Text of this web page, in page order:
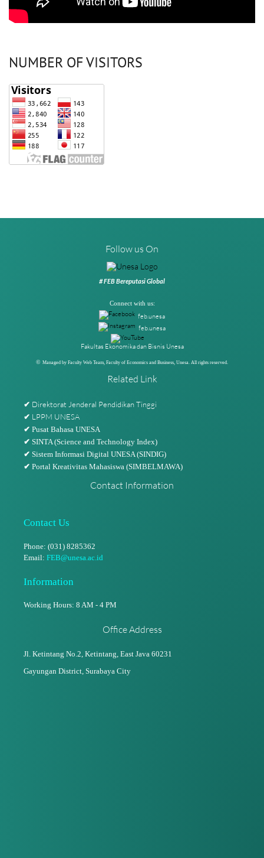
NUMBER OF VISITORS
Follow us On
# FEB Bereputasi Global
Connect with us:
feb.unesa
feb.unesa
Fakultas Ekonomika dan Bisnis Unesa
© Managed by Faculty Web Team, Faculty of Economics and Business, Unesa. All rights reserved.
Related Link
✔ Direktorat Jenderal Pendidikan Tinggi
✔ LPPM UNESA
✔ Pusat Bahasa UNESA
✔ SINTA (Science and Technology Index)
✔ Sistem Informasi Digital UNESA (SINDIG)
✔ Portal Kreativitas Mahasiswa (SIMBELMAWA)
Contact Information
Contact Us
Phone: (031) 8285362
Email: FEB@unesa.ac.id
Information
Working Hours: 8 AM - 4 PM
Office Address
Jl. Ketintang No.2, Ketintang, East Java 60231
Gayungan District, Surabaya City